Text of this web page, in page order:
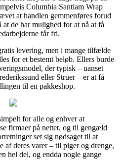
Columbia Santiam Wrap
at handlen gemmenføres forud
de har mulighed for at nå at få
får fri.
levering, men i mange tilfælde
for et bestemt beløb. Ellers burde
der typisk – uanset
eller Struer – er at få
til en pakkeshop.
for alle og enhver at
firmaer på nettet, og til gengæld
set sig nødsaget til at
af deres varer – til piger og drenge,
hel del, og endda nogle gange